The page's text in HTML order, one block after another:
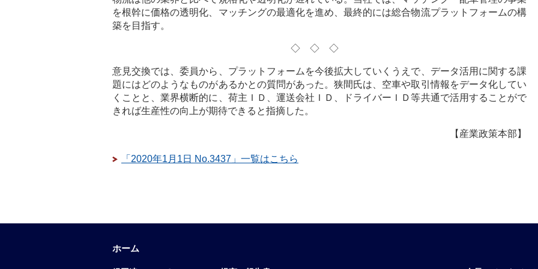
を根幹に価格の透明化、マッチングの最適化を進め、最終的には総合物流プラットフォームの構
築を目指す。
◇◇◇
意見交換では、委員から、プラットフォームを今後拡大していくうえで、データ活用に関する課
題にはどのようなものがあるかとの質問があった。狭間氏は、空車や取引情報をデータ化してい
くことと、業界横断的に、荷主ＩＤ、運送会社ＩＤ、ドライバーＩＤ等共通で活用することがで
きれば生産性の向上が期待できると指摘した。
【産業政策本部】
「2020年1月1日 No.3437」一覧はこちら
ホーム